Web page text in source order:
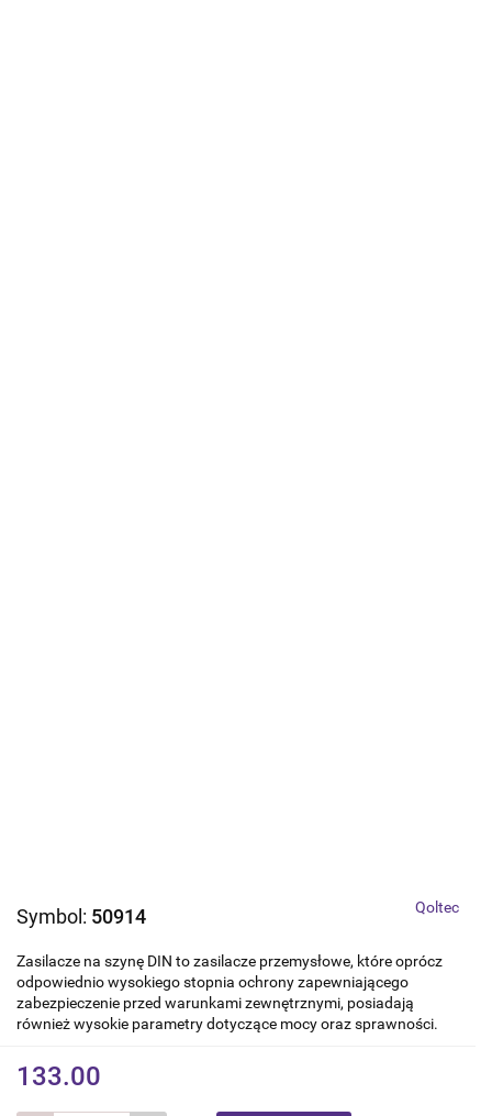
Symbol: 50914 Qoltec
Zasilacze na szynę DIN to zasilacze przemysłowe, które oprócz
odpowiednio wysokiego stopnia ochrony zapewniającego
zabezpieczenie przed warunkami zewnętrznymi, posiadają
również wysokie parametry dotyczące mocy oraz sprawności.
133.00